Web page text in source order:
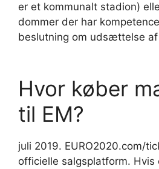
er et kommunalt stadion)
dommer der har
beslutning om udsættelse af
Hvor køber
til EM?
juli 2019. EURO2020.com/
officielle salgsplatform. Hvis